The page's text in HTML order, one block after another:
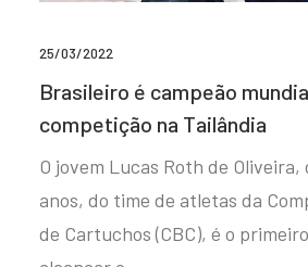
25/03/2022
Brasileiro é campeão
competição na Tailândia
O jovem Lucas Roth de Oliveira,
anos, do time de atletas da
de Cartuchos (CBC), é o